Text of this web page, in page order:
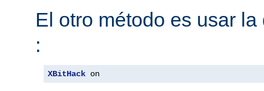
El otro método es usar
:
XBitHack on